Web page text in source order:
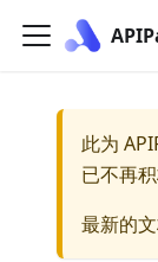
此为
已不再积
最新的